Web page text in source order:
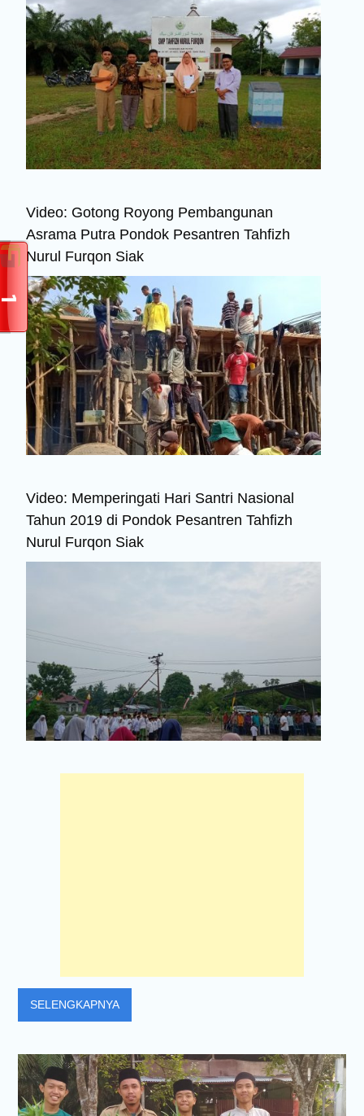
Video: Gotong Royong Pembangunan
Asrama Putra Pondok Pesantren Tahfizh
Nurul Furqon Siak
Video: Memperingati Hari Santri Nasional
Tahun 2019 di Pondok Pesantren Tahfizh
Nurul Furqon Siak
SELENGKAPNYA